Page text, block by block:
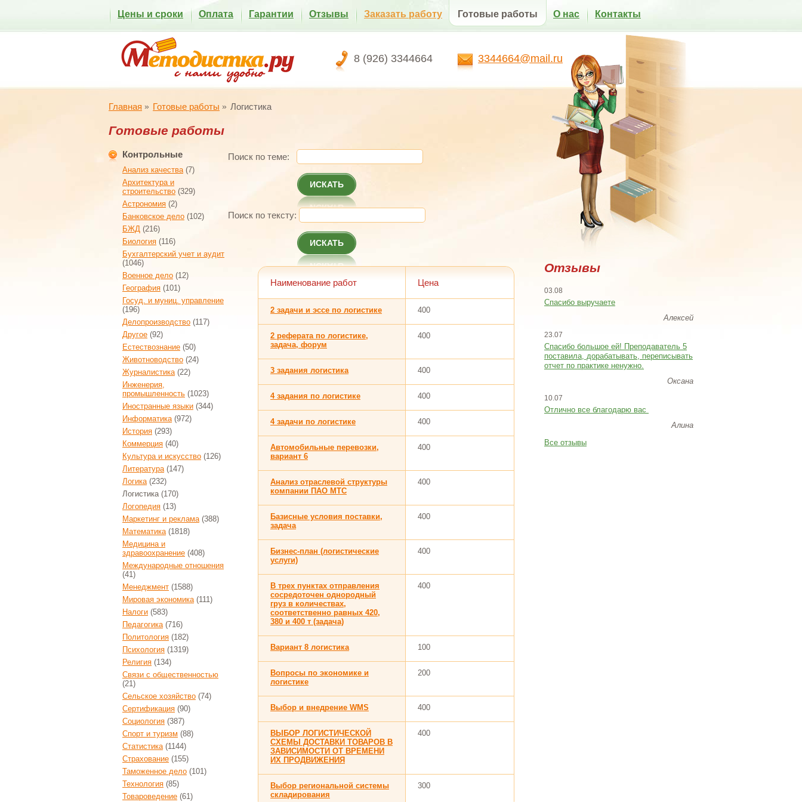
8 (926) 3344664 3344664@mail.ru
Цены и сроки Оплата Гарантии Отзывы Заказать работу Готовые работы О нас Контакты
Главная Готовые работы Логистика
Готовые работы
Контрольные
Анализ качества(7)
Архитектура и
строительство (329)
Астрономия (2)
Банковское дело (102)
БЖД (216)
Биология (116)
Бухгалтерский учет и аудит
(1046)
Военное дело (12)
География (101)
Госуд. и муниц. управление
(196)
Делопроизводство (117)
Другое (92)
Естествознание (50)
Животноводство (24)
Журналистика(22)
Инженерия,
промышленность (1023)
Иностранные языки (344)
Информатика(972)
История (293)
Коммерция (40)
Культура и искусство (126)
Литература(147)
Логика(232)
Логистика(170)
Логопедия (13)
Маркетинг и реклама(388)
Математика(1818)
Медицина и
здравоохранение (408)
Международные отношения
(41)
Менеджмент (1588)
Мировая экономика(111)
Налоги (583)
Педагогика(716)
Политология (182)
Психология (1319)
Религия (134)
Связи с общественностью
(21)
Сельское хозяйство (74)
Сертификация (90)
Социология (387)
Спорт и туризм (88)
Статистика(1144)
Страхование (155)
Таможенное дело (101)
Технология (85)
Товароведение (61)
Поиск по теме:
ИСКАТЬ
Поиск по тексту:
ИСКАТЬ
Наименование работ Цена
2 задачи и эссе по логистике 400
2 реферата по логистике,
задача, форум
400
3 задания логистика 400
4 задания по логистике 400
4 задачи по логистике 400
Автомобильные перевозки,
вариант 6
400
Анализ отраслевой структуры
компании ПАО МТС
400
Базисные условия поставки,
задача
400
Бизнес-план (логистические
услуги)
400
В трех пунктах отправления
сосредоточен однородный
груз в количествах,
соответственно равных 420,
380 и 400 т (задача)
400
Вариант 8 логистика 100
Вопросы по экономике и
логистике
200
Выбор и внедрение WMS 400
ВЫБОР ЛОГИСТИЧЕСКОЙ
СХЕМЫ ДОСТАВКИ ТОВАРОВ В
ЗАВИСИМОСТИ ОТ ВРЕМЕНИ
ИХ ПРОДВИЖЕНИЯ
400
Выбор региональной системы
складирования
300
Отзывы
03.08
Спасибо выручаете
Алексей
23.07
Cпасибо большое ей! Преподаватель 5
поставила, дорабатывать, переписывать
отчет по практике ненужно.
Оксана
10.07
Отлично все благодарю вас
Алина
Все отзывы